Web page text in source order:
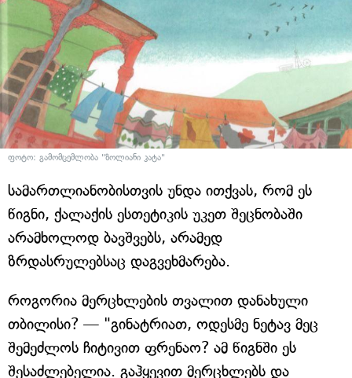
ფოტო: გამომცემლობა "ზოლიანი კატა"
სამართლიანობისთვის უნდა ითქვას, რომ ეს
წიგნი, ქალაქის ესთეტიკის უკეთ შეცნობაში
არამხოლოდ ბავშვებს, არამედ
ზრდასრულებსაც დაგვეხმარება.
როგორია მერცხლების თვალით დანახული
თბილისი? — "გინატრიათ, ოდესმე ნეტავ მეც
შემეძლოს ჩიტივით ფრენაო? ამ წიგნში ეს
შესაძლებელია. გაჰყევით მერცხლებს და